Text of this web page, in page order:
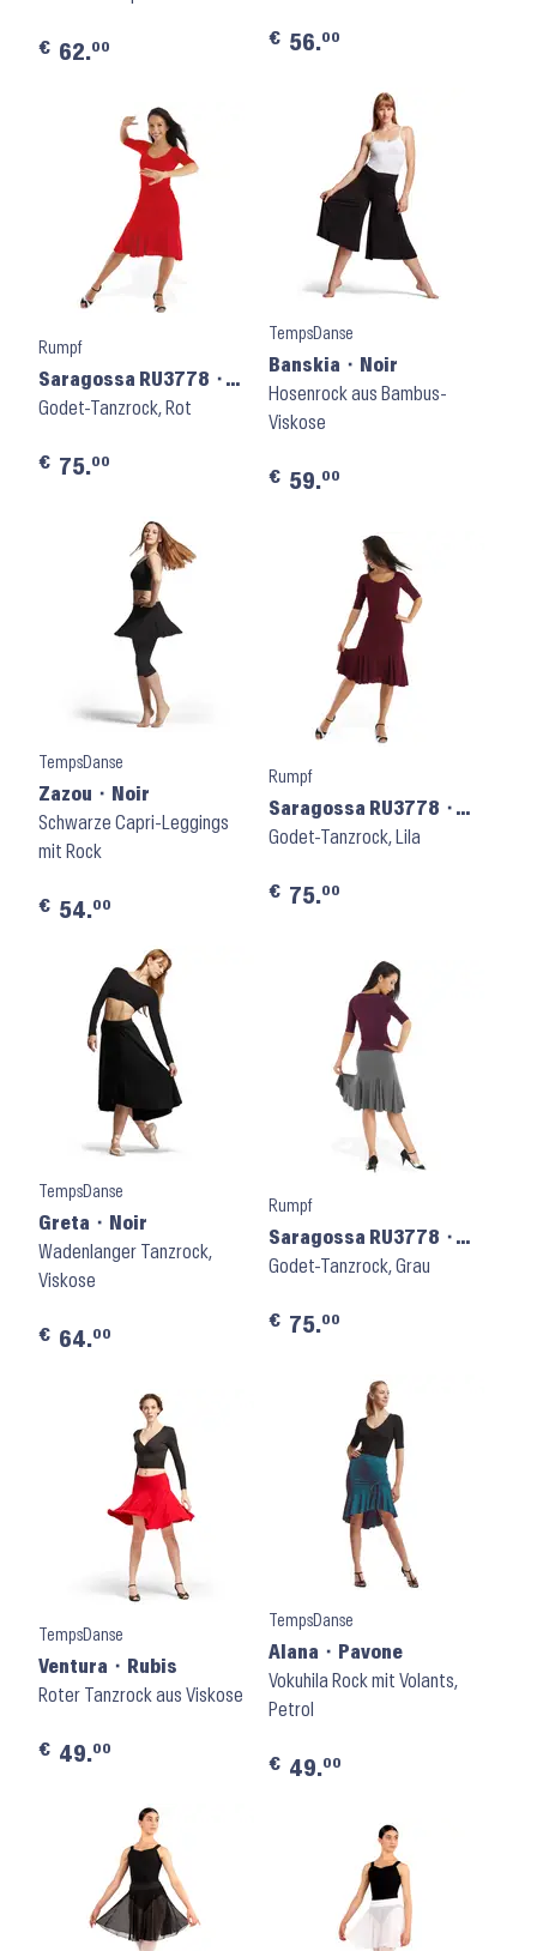
€ 62.00 € 56.00
Rumpf
Saragossa RU3778 ⬝
Ruby
Godet-Tanzrock, Rot
€ 75.00
TempsDanse
Banskia ⬝ Noir
Hosenrock aus Bambus-
Viskose
€ 59.00
TempsDanse
Zazou ⬝ Noir
Schwarze Capri-Leggings
mit Rock
€ 54.00
Rumpf
Saragossa RU3778 ⬝
Plum
Godet-Tanzrock, Lila
€ 75.00
TempsDanse
Greta ⬝ Noir
Wadenlanger Tanzrock,
Viskose
€ 64.00
Rumpf
Saragossa RU3778 ⬝
Grey
Godet-Tanzrock, Grau
€ 75.00
TempsDanse
Ventura ⬝ Rubis
Roter Tanzrock aus Viskose
€ 49.00
TempsDanse
Alana ⬝ Pavone
Vokuhila Rock mit Volants,
Petrol
€ 49.00